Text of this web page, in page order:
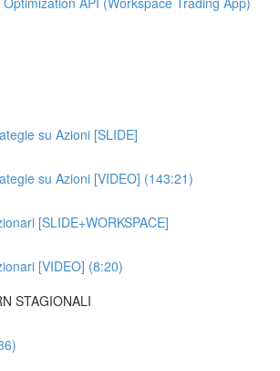
su Azioni [SLIDE]
su Azioni [VIDEO] (143:21)
[SLIDE+WORKSPACE]
[VIDEO] (8:20)
STAGIONALI